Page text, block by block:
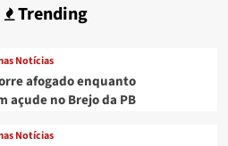
Trending
Notícias
afogado enquanto
açude no Brejo da PB
Notícias